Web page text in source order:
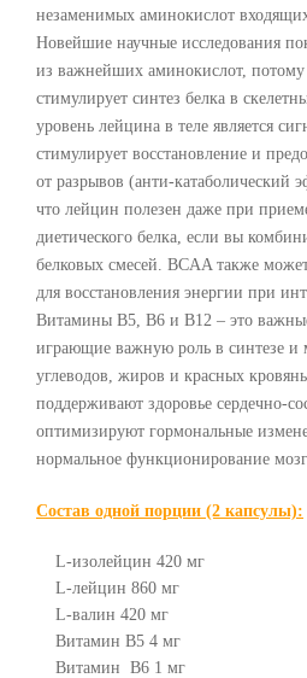
незаменимых аминокислот
Новейшие научные исследования
из важнейших аминокислот,
стимулирует синтез белка в
уровень лейцина в теле является
стимулирует восстановление и
от разрывов (анти-катаболический
что лейцин полезен даже при
диетического белка, если вы
белковых смесей. BCAA также
для восстановления энергии при
Витамины B5, B6 и B12 – это
играющие важную роль в синтезе и
углеводов, жиров и красных
поддерживают здоровье сердечно-
оптимизируют гормональные
нормальное функционирование
Состав одной порции (2 капсулы):
L-изолейцин 420 мг
L-лейцин 860 мг
L-валин 420 мг
Витамин B5 4 мг
Витамин B6 1 мг